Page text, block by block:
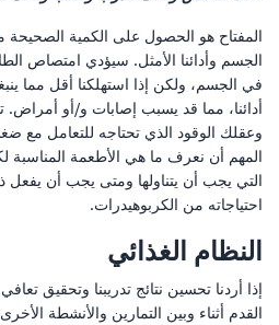
المفتاح هو الحصول على الكمية
الجسم وأدائنا الأمثل. سيؤدي امتصاص
في الجسم، ولكن إذا استهلكنا أقل مما
أدائنا، مما قد يسبب إصابات و/أو أمراض.
وعقلك الوقود الذي تحتاجه للتعامل مع
المهم أن نعرف ما هي الأطعمة المناسبة
التي يجب أن يتناولها ومتى يجب أن يفعل
احتياجاته من الكربوهيدرات.
النظام الغذائي
إذا أردنا تحسين نتائج تدريبنا وتحقيق
القدم أثناء وبين التمارين والأنشطة